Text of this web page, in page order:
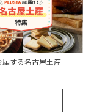
届する名古屋土産